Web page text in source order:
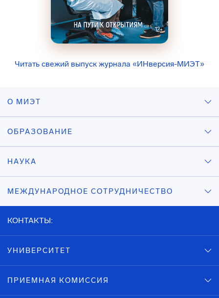
Читать свежий выпуск журнала «ИНверсия-МИЭТ»
О МИЭТ
ОБРАЗОВАНИЕ
НАУКА
МЕЖДУНАРОДНОЕ СОТРУДНИЧЕСТВО
КОНТАКТЫ:
УНИВЕРСИТЕТ
ПРИЕМНАЯ КОМИССИЯ